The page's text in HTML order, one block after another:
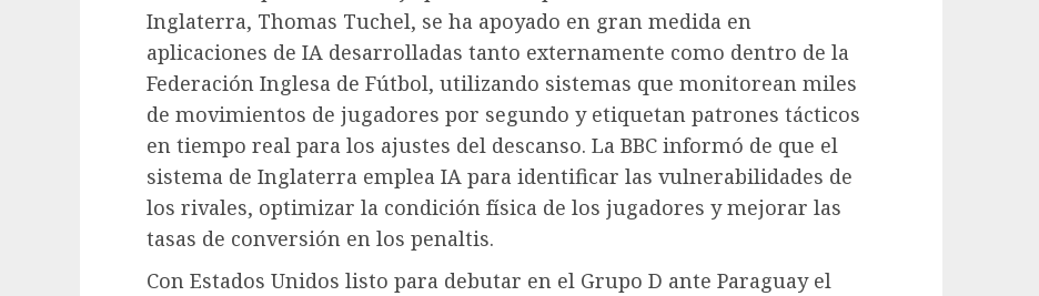
Inglaterra, Thomas Tuchel, se ha apoyado en gran medida en
aplicaciones de IA desarrolladas tanto externamente como dentro de la
Federación Inglesa de Fútbol, utilizando sistemas que monitorean miles
de movimientos de jugadores por segundo y etiquetan patrones tácticos
en tiempo real para los ajustes del descanso. La BBC informó de que el
sistema de Inglaterra emplea IA para identificar las vulnerabilidades de
los rivales, optimizar la condición física de los jugadores y mejorar las
tasas de conversión en los penaltis.
Con Estados Unidos listo para debutar en el Grupo D ante Paraguay el